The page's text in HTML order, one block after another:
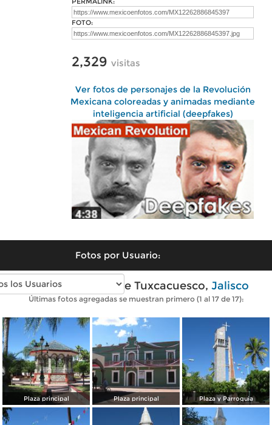
FOTO:
2,329 visitas
Ver fotos de personajes de la Revolución
Mexicana coloreadas y animadas mediante
inteligencia artificial (deepfakes)
Fotos por Usuario:
Fotos modernas de Tuxcacuesco, Jalisco
Últimas fotos agregadas se muestran primero (1 al 17 de 17):
Plaza principal Plaza principal Plaza y Parroquia